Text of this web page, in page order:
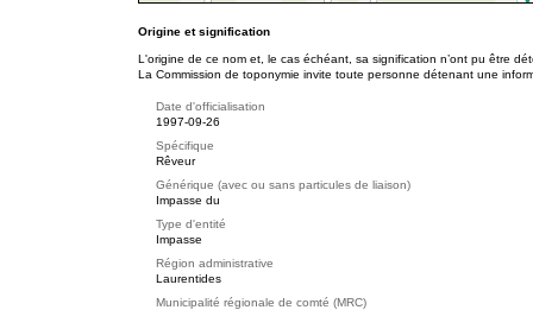
Origine et signification
L'origine de ce nom et, le cas échéant, sa signification n’ont pu être
La Commission de toponymie invite toute personne détenant une
Date d'officialisation
1997-09-26
Spécifique
Rêveur
Générique (avec ou sans particules de liaison)
Impasse du
Type d'entité
Impasse
Région administrative
Laurentides
Municipalité régionale de comté (MRC)